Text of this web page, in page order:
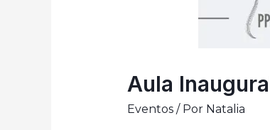
Aula
Eventos/ Por Natalia